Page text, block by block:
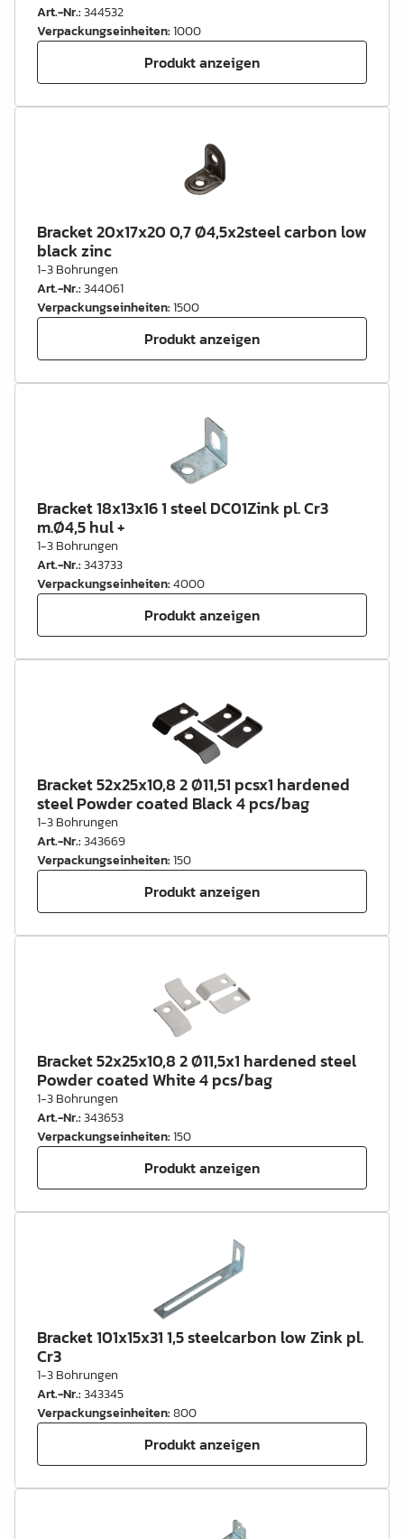
Art.-Nr.:344532
Verpackungseinheiten:1000
Produkt anzeigen
Bracket 20x17x20 0,7 Ø4,5x2steel carbon low
black zinc
1-3 Bohrungen
Art.-Nr.:344061
Verpackungseinheiten:1500
Produkt anzeigen
Bracket 18x13x16 1 steel DC01Zink pl. Cr3
m.Ø4,5 hul +
1-3 Bohrungen
Art.-Nr.:343733
Verpackungseinheiten:4000
Produkt anzeigen
Bracket 52x25x10,8 2 Ø11,51 pcsx1 hardened
steel Powder coated Black 4 pcs/bag
1-3 Bohrungen
Art.-Nr.:343669
Verpackungseinheiten:150
Produkt anzeigen
Bracket 52x25x10,8 2 Ø11,5x1 hardened steel
Powder coated White 4 pcs/bag
1-3 Bohrungen
Art.-Nr.:343653
Verpackungseinheiten:150
Produkt anzeigen
Bracket 101x15x31 1,5 steelcarbon low Zink pl.
Cr3
1-3 Bohrungen
Art.-Nr.:343345
Verpackungseinheiten:800
Produkt anzeigen